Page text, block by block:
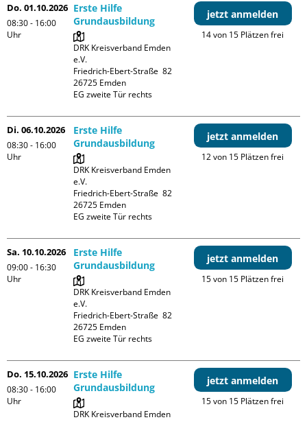
Do. 01.10.2026
08:30 - 16:00
Uhr
Erste Hilfe
Grundausbildung
DRK Kreisverband Emden
e.V.
Friedrich-Ebert-Straße  82
26725 Emden
EG zweite Tür rechts
jetzt anmelden
14 von 15 Plätzen frei
Di. 06.10.2026
08:30 - 16:00
Uhr
Erste Hilfe
Grundausbildung
DRK Kreisverband Emden
e.V.
Friedrich-Ebert-Straße  82
26725 Emden
EG zweite Tür rechts
jetzt anmelden
12 von 15 Plätzen frei
Sa. 10.10.2026
09:00 - 16:30
Uhr
Erste Hilfe
Grundausbildung
DRK Kreisverband Emden
e.V.
Friedrich-Ebert-Straße  82
26725 Emden
EG zweite Tür rechts
jetzt anmelden
15 von 15 Plätzen frei
Do. 15.10.2026
08:30 - 16:00
Uhr
Erste Hilfe
Grundausbildung
DRK Kreisverband Emden
jetzt anmelden
15 von 15 Plätzen frei